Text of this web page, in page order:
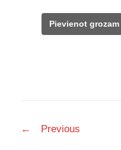
was:
62,00 €.
Pievienot grozam
navigation
← Previous